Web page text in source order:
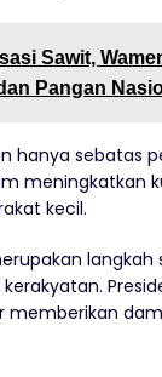
Sawit,
Pangan
hanya sebatas
meningkatkan
kecil.